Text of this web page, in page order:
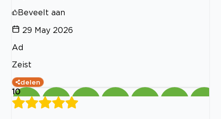
Beveelt aan
29 May 2026
Ad
Zeist
delen
10